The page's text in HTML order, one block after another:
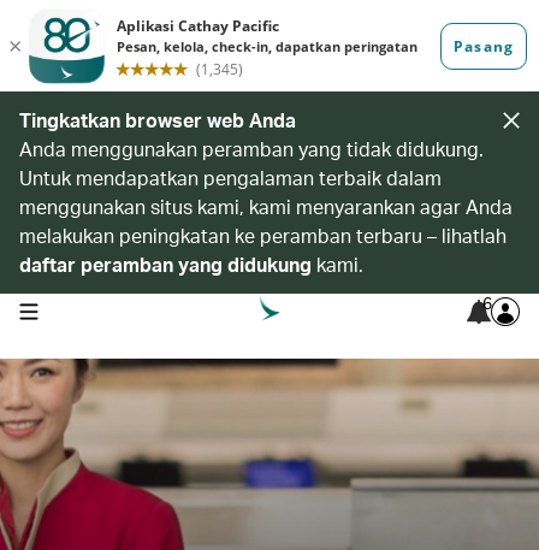
Tingkatkan browser web Anda
Anda menggunakan peramban yang tidak didukung.
Untuk mendapatkan pengalaman terbaik dalam
menggunakan situs kami, kami menyarankan agar Anda
melakukan peningkatan ke peramban terbaru – lihatlah
daftar peramban yang didukung kami.
open navigation menu 6